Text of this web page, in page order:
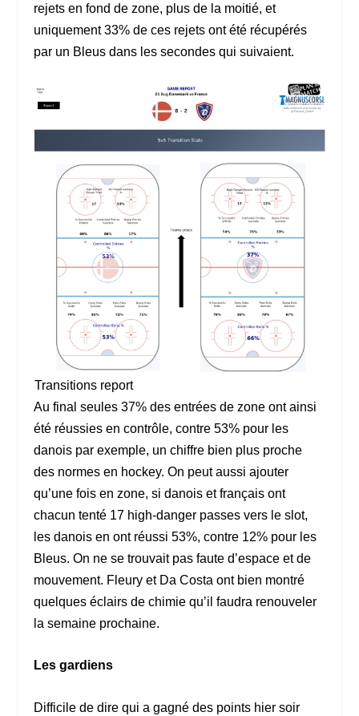
rejets en fond de zone, plus de la moitié, et
uniquement 33% de ces rejets ont été récupérés
par un Bleus dans les secondes qui suivaient.
Transitions report
Au final seules 37% des entrées de zone ont ainsi
été réussies en contrôle, contre 53% pour les
danois par exemple, un chiffre bien plus proche
des normes en hockey. On peut aussi ajouter
qu’une fois en zone, si danois et français ont
chacun tenté 17 high-danger passes vers le slot,
les danois en ont réussi 53%, contre 12% pour les
Bleus. On ne se trouvait pas faute d’espace et de
mouvement. Fleury et Da Costa ont bien montré
quelques éclairs de chimie qu’il faudra renouveler
la semaine prochaine.
Les gardiens
Difficile de dire qui a gagné des points hier soir